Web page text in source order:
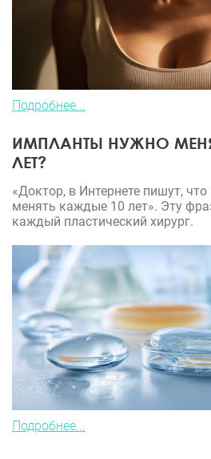
Подробнее...
ИМПЛАНТЫ НУЖНО
ЛЕТ?
«Доктор, в Интернете пишут,
менять каждые 10 лет». Эту
каждый пластический хирург.
Подробнее...